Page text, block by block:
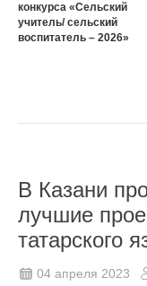
конкурса «Сельский
учитель/ сельский
воспитатель – 2026»
В Казани
лучшие
татарского
04 апреля 2023